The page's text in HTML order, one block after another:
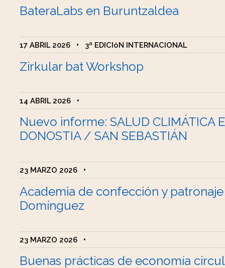
BateraLabs en Buruntzaldea
17 ABRIL 2026 • 3ª EDICIóN INTERNACIONAL
Zirkular bat Workshop
14 ABRIL 2026 •
Nuevo informe: SALUD CLIMÁTICA
DONOSTIA / SAN SEBASTIÁN
23 MARZO 2026 •
Academia de confección y
Domínguez
23 MARZO 2026 •
Buenas prácticas de economía